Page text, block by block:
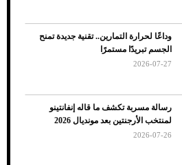
وداعًا لحرارة التمارين.. تقنية جديدة تمنح
الجسم تبريدًا مستمرًا
2026-07-27
رسالة مسربة تكشف ما قاله إنفانتينو
لمنتخب الأرجنتين بعد مونديال 2026
2026-07-26